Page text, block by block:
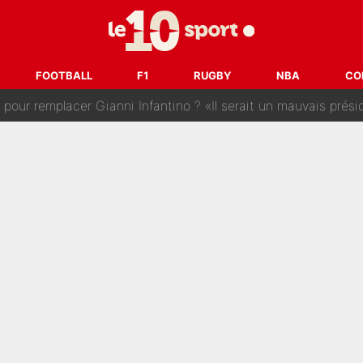
FOOTBALL F1 RUGBY NBA
: La photo qui met fin au transfert de l’été !
officialisent enfin leur couple : La photo qui enflamme
Gianni Infantino ? «Il serait un mauvais président», le patron